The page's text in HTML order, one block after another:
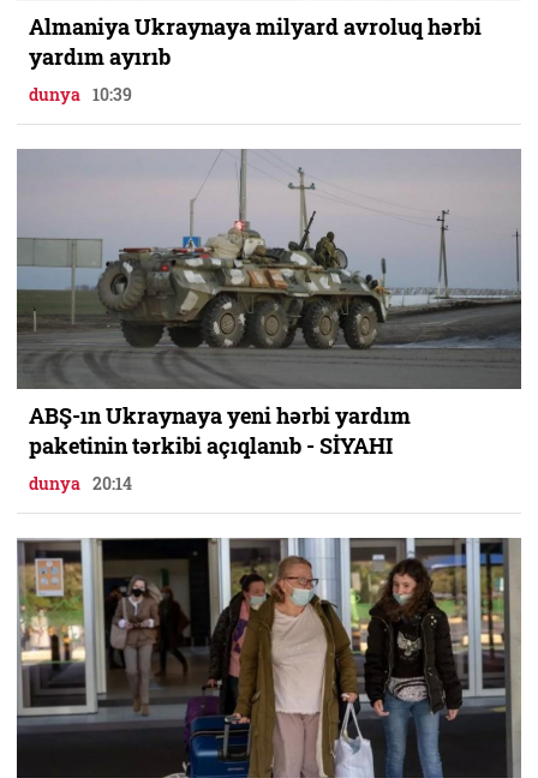
Almaniya Ukraynaya milyard avroluq hərbi
yardım ayırıb
dunya 10:39
ABŞ-ın Ukraynaya yeni hərbi yardım
paketinin tərkibi açıqlanıb - SİYAHI
dunya 20:14